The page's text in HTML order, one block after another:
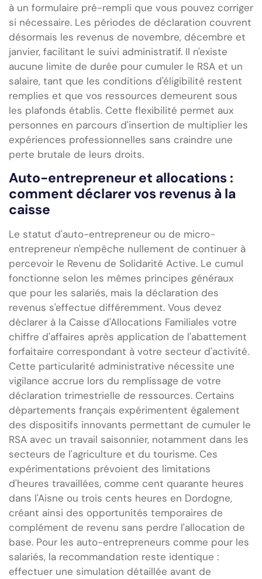
à un formulaire pré-rempli que vous pouvez corriger
si nécessaire. Les périodes de déclaration couvrent
désormais les revenus de novembre, décembre et
janvier, facilitant le suivi administratif. Il n'existe
aucune limite de durée pour cumuler le RSA et un
salaire, tant que les conditions d'éligibilité restent
remplies et que vos ressources demeurent sous
les plafonds établis. Cette flexibilité permet aux
personnes en parcours d'insertion de multiplier les
expériences professionnelles sans craindre une
perte brutale de leurs droits.
Auto-entrepreneur et allocations :
comment déclarer vos revenus à la
caisse
Le statut d'auto-entrepreneur ou de micro-
entrepreneur n'empêche nullement de continuer à
percevoir le Revenu de Solidarité Active. Le cumul
fonctionne selon les mêmes principes généraux
que pour les salariés, mais la déclaration des
revenus s'effectue différemment. Vous devez
déclarer à la Caisse d'Allocations Familiales votre
chiffre d'affaires après application de l'abattement
forfaitaire correspondant à votre secteur d'activité.
Cette particularité administrative nécessite une
vigilance accrue lors du remplissage de votre
déclaration trimestrielle de ressources. Certains
départements français expérimentent également
des dispositifs innovants permettant de cumuler le
RSA avec un travail saisonnier, notamment dans les
secteurs de l'agriculture et du tourisme. Ces
expérimentations prévoient des limitations
d'heures travaillées, comme cent quarante heures
dans l'Aisne ou trois cents heures en Dordogne,
créant ainsi des opportunités temporaires de
complément de revenu sans perdre l'allocation de
base. Pour les auto-entrepreneurs comme pour les
salariés, la recommandation reste identique :
effectuer une simulation détaillée avant de